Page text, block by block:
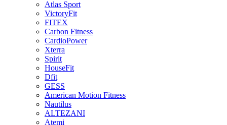
Atlas Sport
VictoryFit
FITEX
Carbon Fitness
CardioPower
Xterra
Spirit
HouseFit
Dfit
GESS
American Motion Fitness
Nautilus
ALTEZANI
Atemi